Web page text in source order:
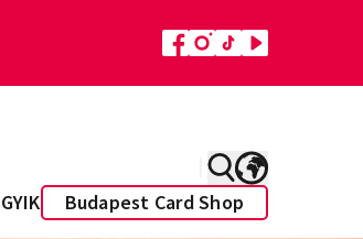
GYIK Budapest Card Shop